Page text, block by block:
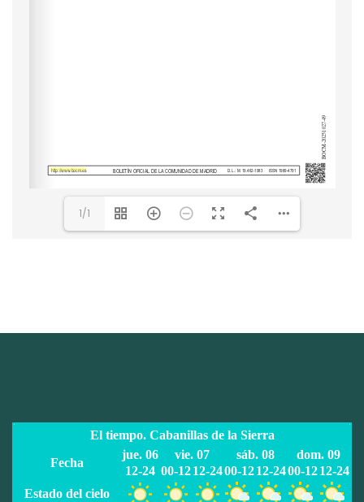
http://www.bocm.es
1/1